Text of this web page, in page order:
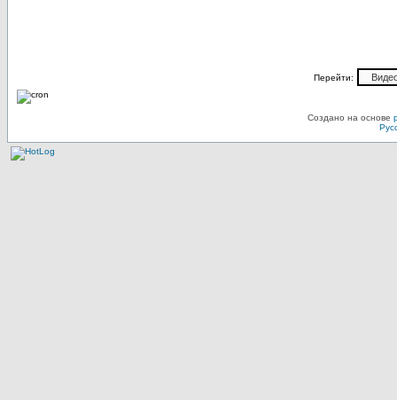
Перейти:
Создано на основе